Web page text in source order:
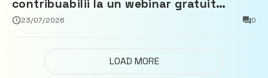
contribuabilii la un webinar gratuit
privind calculul impozitului pe bunurile
23/07/2026 0
LOAD MORE